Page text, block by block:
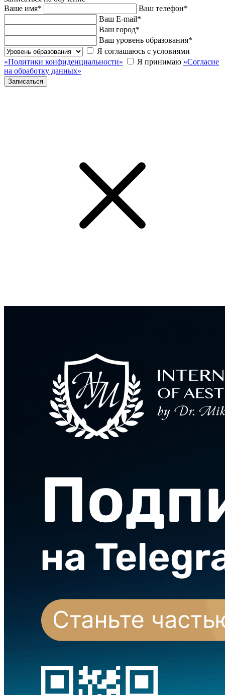
Ваше имя* Ваш телефон*
Ваш E-mail*
Ваш город*
Ваш уровень образования*
Я соглашаюсь с условиями
«Политики конфиденциальности»
Я принимаю «Согласие
на обработку данных»